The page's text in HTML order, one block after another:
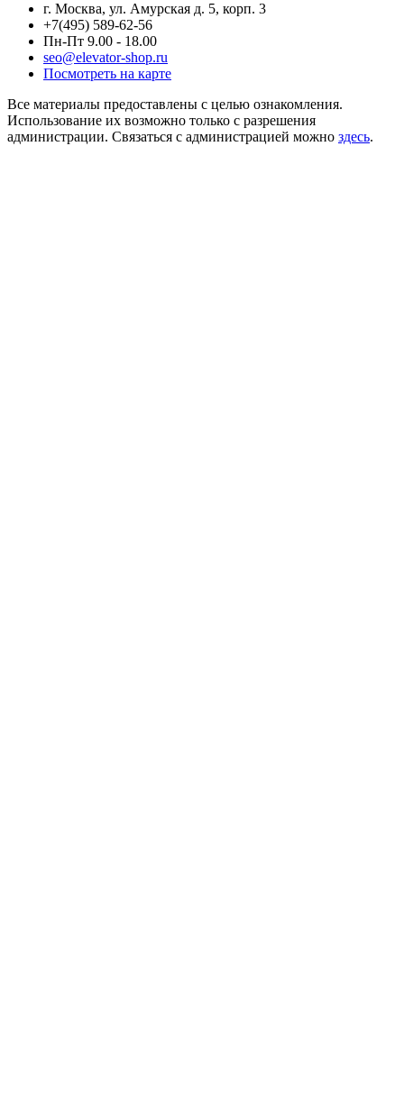
г. Москва, ул. Амурская д. 5, корп. 3
+7(495) 589-62-56
Пн-Пт 9.00 - 18.00
seo@elevator-shop.ru
Посмотреть на карте
Все материалы предоставлены с целью ознакомления.
Использование их возможно только с разрешения
администрации. Связаться с администрацией можно здесь.